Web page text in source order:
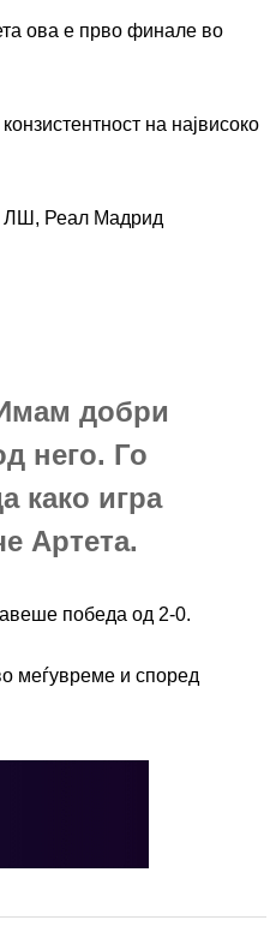
ова е прво финале во
на највисоко
ЛШ, Реал Мадрид
добри
него. Го
како игра
Артета.
победа од 2-0.
меѓувреме и според